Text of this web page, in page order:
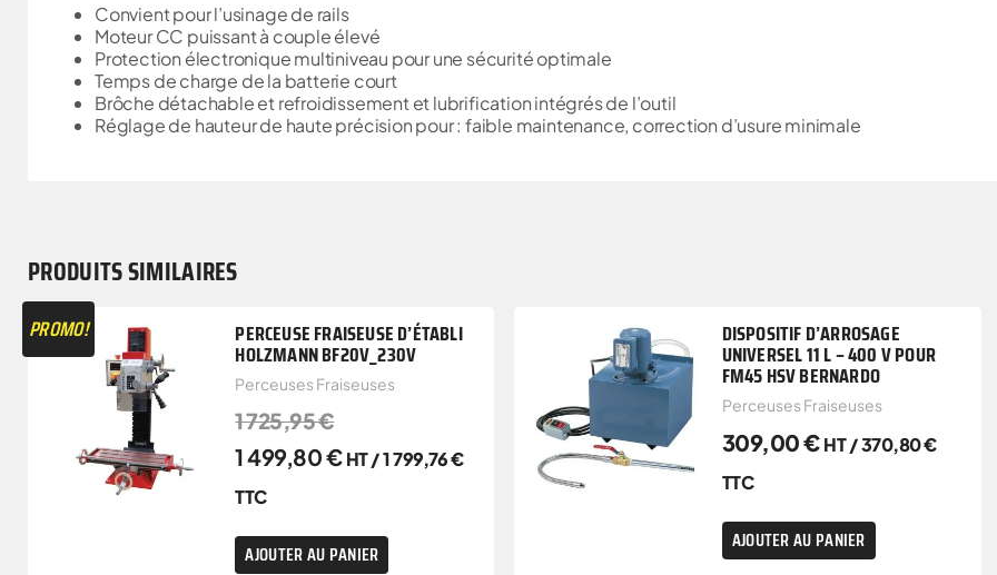
Convient pour l’usinage de rails
Moteur CC puissant à couple élevé
Protection électronique multiniveau pour une sécurité optimale
Temps de charge de la batterie court
Brôche détachable et refroidissement et lubrification intégrés de l’outil
Réglage de hauteur de haute précision pour : faible maintenance, correction d’usure minimale
PRODUITS SIMILAIRES
PROMO! PERCEUSE FRAISEUSE D’ÉTABLI
HOLZMANN BF20V_230V
Perceuses Fraiseuses
1 725,95€
1 499,80€ HT /1 799,76€
TTC
AJOUTER AU PANIER
DISPOSITIF D’ARROSAGE
UNIVERSEL 11 L – 400 V POUR
FM45 HSV BERNARDO
Perceuses Fraiseuses
309,00€ HT /370,80€
TTC
AJOUTER AU PANIER